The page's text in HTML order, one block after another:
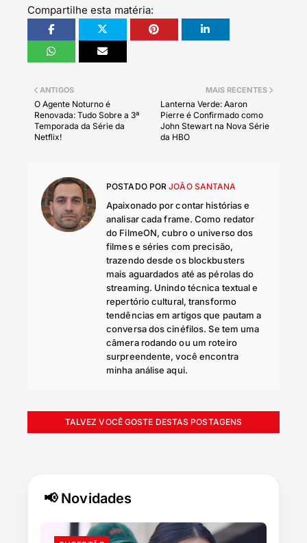
Compartilhe esta matéria:
MAIS RECENTES
Lanterna Verde: Aaron
Pierre é Confirmado como
John Stewart na Nova Série
da HBO
ANTIGOS
O Agente Noturno é
Renovada: Tudo Sobre a 3ª
Temporada da Série da
Netflix!
POSTADO POR JOÃO SANTANA
Apaixonado por contar histórias e
analisar cada frame. Como redator
do FilmeON, cubro o universo dos
filmes e séries com precisão,
trazendo desde os blockbusters
mais aguardados até as pérolas do
streaming. Unindo técnica textual e
repertório cultural, transformo
tendências em artigos que pautam a
conversa dos cinéfilos. Se tem uma
câmera rodando ou um roteiro
surpreendente, você encontra
minha análise aqui.
TALVEZ VOCÊ GOSTE DESTAS POSTAGENS
📢 Novidades